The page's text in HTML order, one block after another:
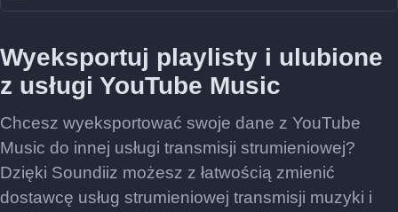
Wyeksportuj playlisty i ulubione
z usługi YouTube Music
Chcesz wyeksportować swoje dane z YouTube
Music do innej usługi transmisji strumieniowej?
Dzięki Soundiiz możesz z łatwością zmienić
dostawcę usług strumieniowej transmisji muzyki i